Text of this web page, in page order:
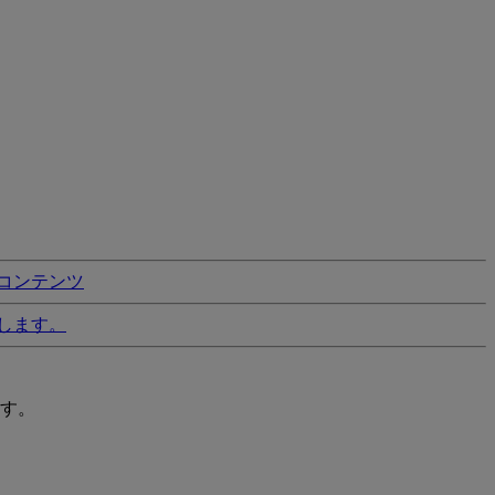
ンテンツ
ます。
。